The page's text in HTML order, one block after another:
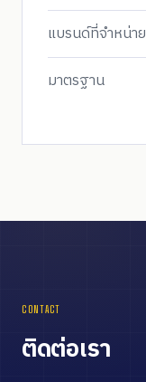
แบรนด์ที่จำหน่าย
มาตรฐาน
CONTACT
ติดต่อเรา